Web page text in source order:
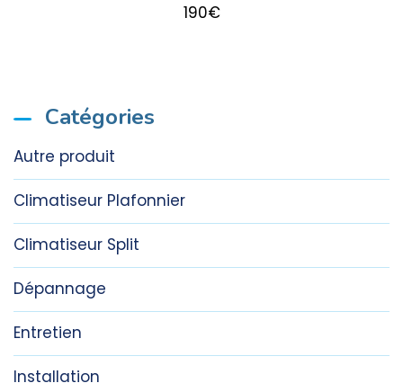
Catégories
Autre produit
Climatiseur Plafonnier
Climatiseur Split
Dépannage
Entretien
Installation
190€